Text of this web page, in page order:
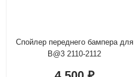
Спойлер переднего бампера для
B@3 2110-2112
₽